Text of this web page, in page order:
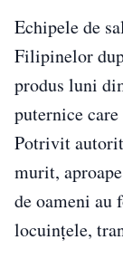
Echipele de
Filipinelor
produs luni
puternice
Potrivit
murit,
de oameni au
locuințele,